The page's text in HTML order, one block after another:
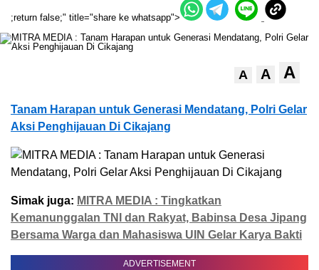
;return false;" title="share ke whatsapp">
A A A
Tanam Harapan untuk Generasi Mendatang, Polri Gelar
Aksi Penghijauan Di Cikajang
Simak juga: MITRA MEDIA : Tingkatkan
Kemanunggalan TNI dan Rakyat, Babinsa Desa Jipang
Bersama Warga dan Mahasiswa UIN Gelar Karya Bakti
ADVERTISEMENT